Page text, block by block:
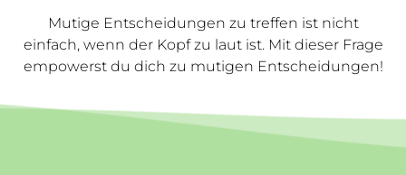
Mutige Entscheidungen zu treffen ist nicht
einfach, wenn der Kopf zu laut ist. Mit dieser Frage
empowerst du dich zu mutigen Entscheidungen!